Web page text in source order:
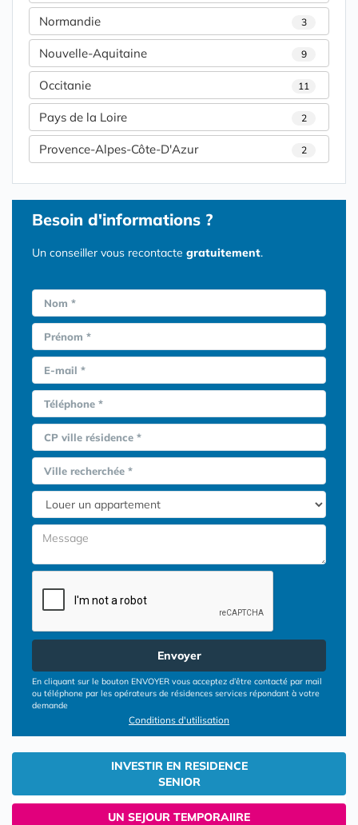
Normandie 3
Nouvelle-Aquitaine 9
Occitanie 11
Pays de la Loire 2
Provence-Alpes-Côte-D'Azur 2
Besoin d'informations ?
Un conseiller vous recontacte gratuitement.
Nom *
Prénom *
E-mail *
Téléphone *
CP ville résidence *
Ville recherchée *
Envoyer
En cliquant sur le bouton ENVOYER vous acceptez d’être contacté par mail
ou téléphone par les opérateurs de résidences services répondant à votre
demande
Conditions d'utilisation
INVESTIR EN RESIDENCE
SENIOR
UN SEJOUR TEMPORAIIRE